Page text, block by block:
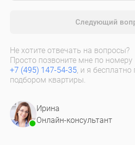
Следующий
Не хотите отвечать на вопросы?
Просто позвоните мне по номеру
+7 (495) 147-54-35, и я бесплатно
подбором квартиры.
Ирина
Онлайн-консультант